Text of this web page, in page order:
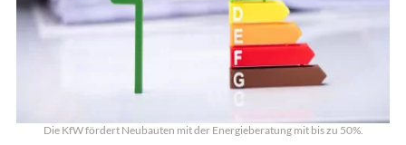
Die KfW fördert Neubauten mit der Energieberatung mit bis zu 50%.